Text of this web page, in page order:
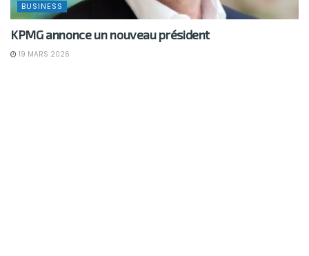
BUSINESS
KPMG annonce un nouveau président
19 MARS 2026